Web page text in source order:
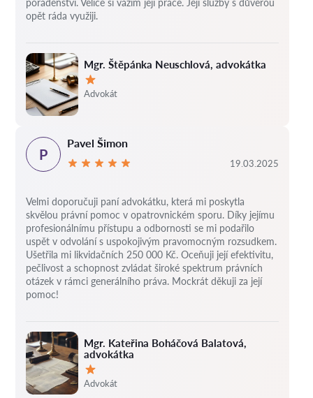
Mgr. Štěpánka Neuschlová, advokátka
Hodnocení:
Advokát
poradenství. Velice si vážím její práce. Její služby s důvěrou
opět ráda využiji.
Mgr. Kateřina Boháčová Balatová,
advokátka
Hodnocení:
Advokát
P
Pavel Šimon
19.03.2025
Velmi doporučuji paní advokátku, která mi poskytla
skvělou právní pomoc v opatrovnickém sporu. Díky jejímu
profesionálnímu přístupu a odbornosti se mi podařilo
uspět v odvolání s uspokojivým pravomocným rozsudkem.
Ušetřila mi likvidačních 250 000 Kč. Oceňuji její efektivitu,
pečlivost a schopnost zvládat široké spektrum právních
otázek v rámci generálního práva. Mockrát děkuji za její
pomoc!